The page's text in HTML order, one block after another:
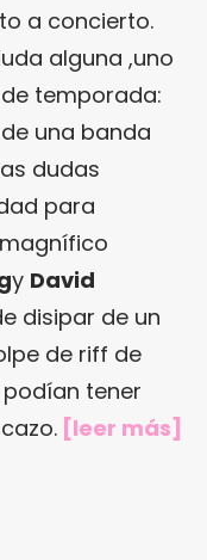
a concierto.
alguna ,uno
temporada:
una banda
dudas
para
y David
disipar de un
de riff de
tener
[leer más]